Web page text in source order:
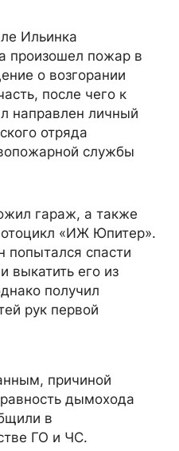
Ильинка
произошел пожар в
о возгорании
после чего к
направлен личный
отряда
службы
гараж, а также
«ИЖ Юпитер».
попытался спасти
выкатить его из
получил
рук первой
причиной
дымохода
в
ГО и ЧС.